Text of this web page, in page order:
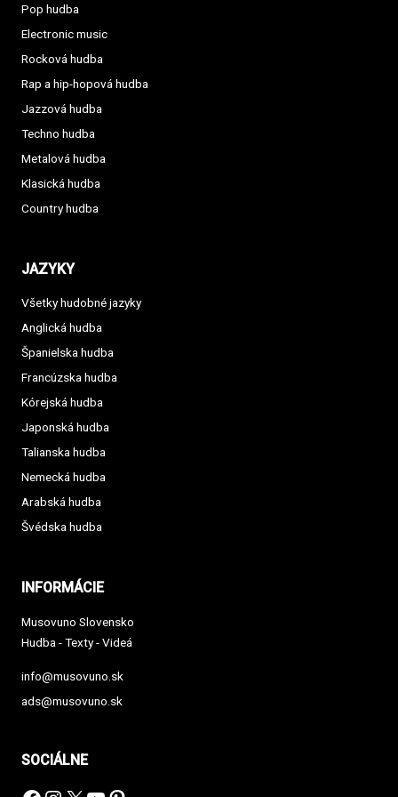
Pop hudba
Electronic music
Rocková hudba
Rap a hip-hopová hudba
Jazzová hudba
Techno hudba
Metalová hudba
Klasická hudba
Country hudba
JAZYKY
Všetky hudobné jazyky
Anglická hudba
Španielska hudba
Francúzska hudba
Kórejská hudba
Japonská hudba
Talianska hudba
Nemecká hudba
Arabská hudba
Švédska hudba
INFORMÁCIE
Musovuno Slovensko
Hudba - Texty - Videá
info@musovuno.sk
ads@musovuno.sk
SOCIÁLNE